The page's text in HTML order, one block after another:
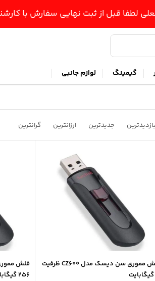
لطفا قبل از ثبت نهایی سفارش با
گیمینگ لوازم جانبی
جدیدترین ارزانترین گرانترین
فلش مموری سن دیسک مدل CZ600 ظرفیت
256 گیگابایت